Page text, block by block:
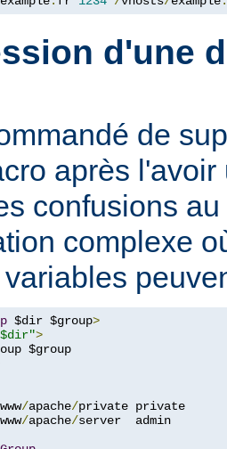
d'une
de
après
confusions
complexe
$dir $group>
>
$group
www/apache/
www/apache/server  admin